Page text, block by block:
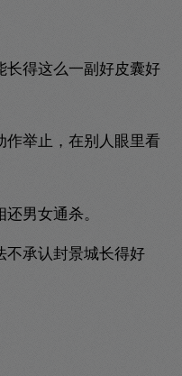
长得这么一副好皮囊好
作举止，在别人眼里看
男女通杀。
不承认封景城长得好